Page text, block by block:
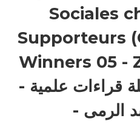
Sociales
Supporteurs
Winners 05 -
من مجلة قراءات علمية -
الرمى -